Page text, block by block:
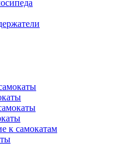
к самокатам